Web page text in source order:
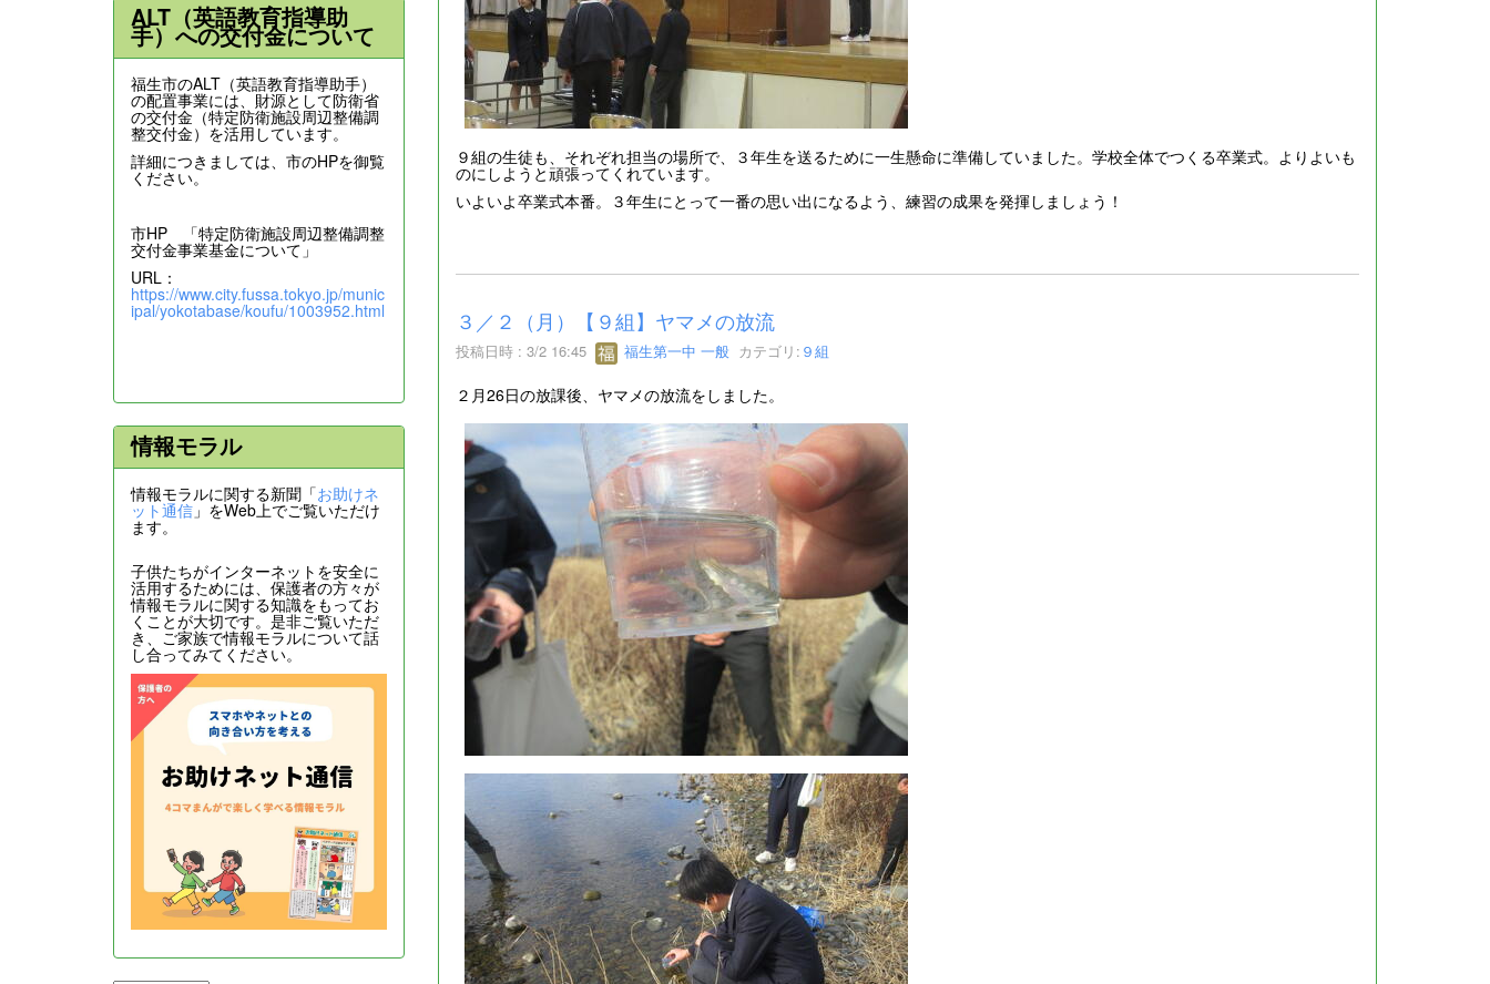
９組の生徒も、それぞれ担当の場所で、３年生を送るために一生懸命に準備していました。学校全体でつくる卒業式。よりよいも
のにしようと頑張ってくれています。
いよいよ卒業式本番。３年生にとって一番の思い出になるよう、練習の成果を発揮しましょう！
３／２（月）【９組】ヤマメの放流
投稿日時 : 3/2 16:45 福生第一中 一般 カテゴリ: ９組
２月26日の放課後、ヤマメの放流をしました。
ALT（英語教育指導助
手）への交付金について
福生市のALT（英語教育指導助手）
の配置事業には、財源として防衛省
の交付金（特定防衛施設周辺整備調
整交付金）を活用しています。
詳細につきましては、市のHPを御覧
ください。
市HP 「特定防衛施設周辺整備調整
交付金事業基金について」
URL：
https://www.city.fussa.tokyo.jp/munic
ipal/yokotabase/koufu/1003952.html
情報モラル
情報モラルに関する新聞「お助けネ
ット通信 」をWeb上でご覧いただけ
ます。
子供たちがインターネットを安全に
活用するためには、保護者の方々が
情報モラルに関する知識をもってお
くことが大切です。是非ご覧いただ
き、ご家族で情報モラルについて話
し合ってみてください。